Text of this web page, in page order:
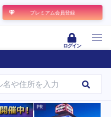
プレミアム会員登録
ログイン
PR